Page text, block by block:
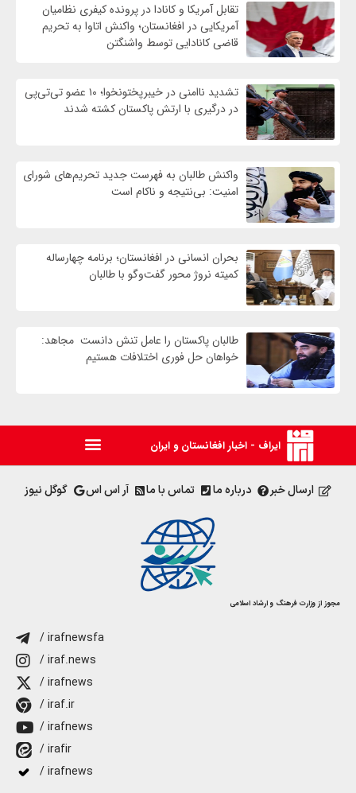
تقابل آمریکا و کانادا در پرونده کیفری نظامیان
آمریکایی در افغانستان؛ واکنش اتاوا به تحریم
قاضی کانادایی توسط واشنگتن
تشدید ناامنی در خیبرپختونخوا؛ ۱۰ عضو تی‌تی‌پی
در درگیری با ارتش پاکستان کشته شدند
واكنش طالبان به فهرست جدید تحریم‌های شورای
امنیت: بی‌نتیجه و ناکام است
بحران انسانی در افغانستان؛ برنامه چهار‌ساله
کمیته نروژ محور گفت‌وگو با طالبان
طالبان پاکستان را عامل تنش دانست مجاهد:
خواهان حل فوری اختلافات هستیم
ایراف - اخبار افغانستان و ایران
ارسال خبر درباره ما تماس با ما آر اس اس گوگل نیوز
مجوز از وزارت فرهنگ و ارشاد اسلامی
/ irafnewsfa
/ iraf.news
/ irafnews
/ iraf.ir
/ irafnews
/ irafir
/ irafnews